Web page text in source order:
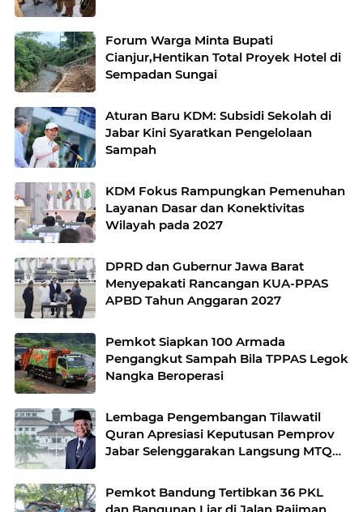
Forum Warga Minta Bupati
Cianjur,Hentikan Total Proyek Hotel di
Sempadan Sungai
Aturan Baru KDM: Subsidi Sekolah di
Jabar Kini Syaratkan Pengelolaan
Sampah
KDM Fokus Rampungkan Pemenuhan
Layanan Dasar dan Konektivitas
Wilayah pada 2027
DPRD dan Gubernur Jawa Barat
Menyepakati Rancangan KUA-PPAS
APBD Tahun Anggaran 2027
Pemkot Siapkan 100 Armada
Pengangkut Sampah Bila TPPAS Legok
Nangka Beroperasi
Lembaga Pengembangan Tilawatil
Quran Apresiasi Keputusan Pemprov
Jabar Selenggarakan Langsung MTQ
Pemkot Bandung Tertibkan 36 PKL